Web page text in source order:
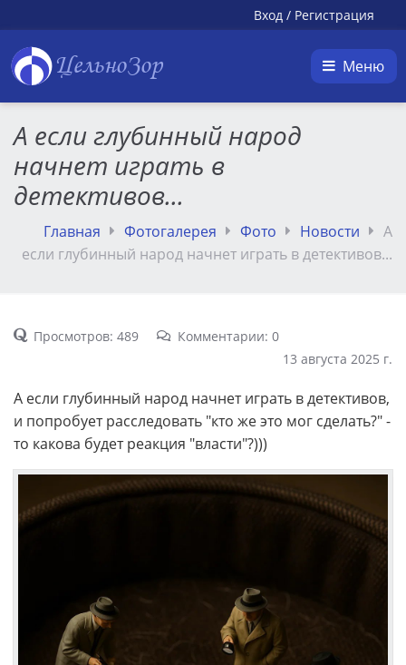
Вход / Регистрация
ЦельноЗор Меню
А если глубинный народ
начнет играть в
детективов...
Главная Фотогалерея Фото Новости
А
если глубинный народ начнет играть в детективов...
Просмотров: 489
Комментарии: 0
13 августа 2025 г.
А если глубинный народ начнет играть в детективов,
и попробует расследовать "кто же это мог сделать?" -
то какова будет реакция "власти"?)))